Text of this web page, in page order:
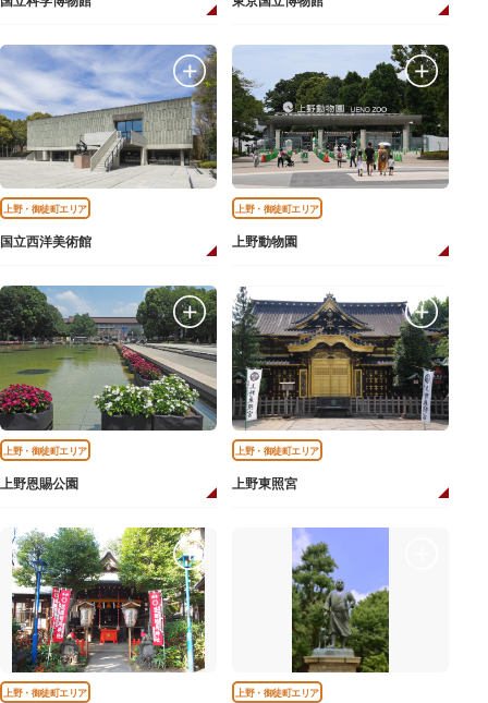
上野・御徒町エリア
国立西洋美術館
上野・御徒町エリア
上野動物園
上野・御徒町エリア
上野恩賜公園
上野・御徒町エリア
上野東照宮
上野・御徒町エリア 上野・御徒町エリア